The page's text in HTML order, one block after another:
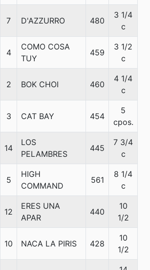
7 D'AZZURRO 480
3 1/4
c
4
COMO COSA
TUY
459
3 1/2
c
2 BOK CHOI 460
4 1/4
c
3 CAT BAY 454
5
cpos.
14
LOS
PELAMBRES
445
7 3/4
c
5
HIGH
COMMAND
561
8 1/4
c
12
ERES UNA
APAR
440
10
1/2
10 NACA LA PIRIS 428
10
1/2